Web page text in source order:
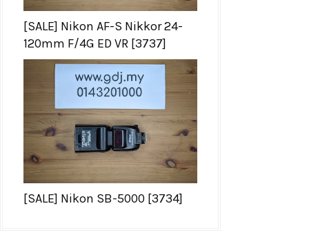
[SALE] Nikon AF-S Nikkor 24-
120mm F/4G ED VR [3737]
[SALE] Nikon SB-5000 [3734]